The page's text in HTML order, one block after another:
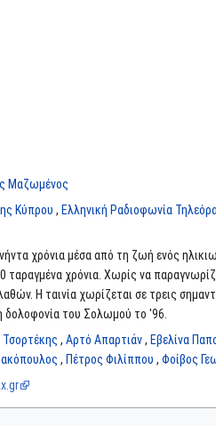
Μαζωμένος
Κύπρου , Ελληνική Ραδιοφωνία
χρόνια μέσα από τη ζωή ενός
ταραγμένα χρόνια. Χωρίς να
Η ταινία χωρίζεται σε τρεις
δολοφονία του Σολωμού το '96.
Τσορτέκης , Αρτό Απαρτιάν, Εβελίνα
, Πέτρος Φιλίππου , Φοίβος